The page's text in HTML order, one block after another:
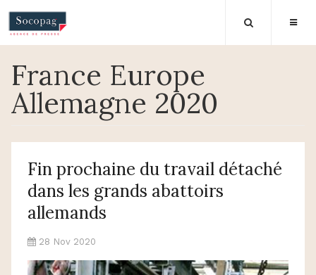
France Europe
Allemagne 2020
Fin prochaine du travail détaché
dans les grands abattoirs
allemands
28 Nov 2020